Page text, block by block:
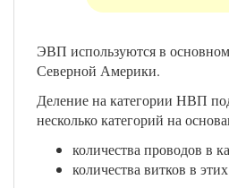
ЭВП используются в
Северной Америки.
Деление на категории НВП
несколько категорий на
количества проводов в
количества витков в